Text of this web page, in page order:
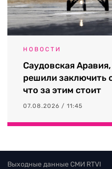
НОВОСТИ
Саудовская
решили заключить
что за этим стоит
07.08.2026 / 11:45
Выходные данные СМИ RTVI